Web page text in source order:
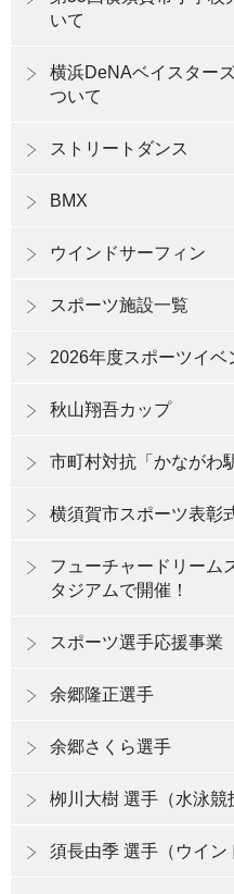
いて
横浜DeNAベイスター
ついて
ストリートダンス
BMX
ウインドサーフィン
スポーツ施設一覧
2026年度スポーツイベ
秋山翔吾カップ
市町村対抗「かながわ
横須賀市スポーツ表彰
フューチャードリーム
タジアムで開催！
スポーツ選手応援事業
余郷隆正選手
余郷さくら選手
栁川大樹 選手（水泳競
須長由季 選手（ウイン